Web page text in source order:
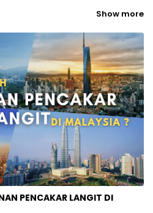
Show more
PENCAKAR LANGIT DI